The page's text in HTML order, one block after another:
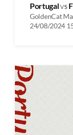
Portugalvs
GoldenCat
24/08/2024